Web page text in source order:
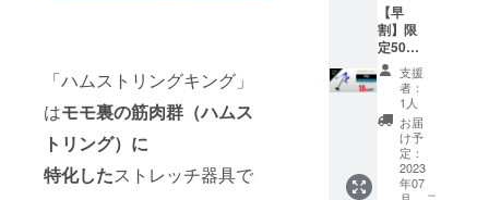
「ハムストリングキング」
はモモ裏の筋肉群（ハムス
トリング）に
特化したストレッチ器具で
【早
割】限
定50個
18％OF
F ハム
ストリ
ング キ
ング 1
限定50
名様
支援
者：
1人
お届
け予
定：
2023
年07